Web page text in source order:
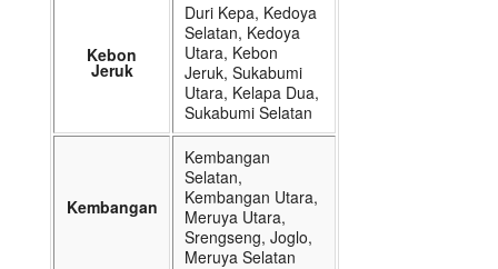
Kebon
Jeruk
Duri Kepa, Kedoya
Selatan, Kedoya
Utara, Kebon
Jeruk, Sukabumi
Utara, Kelapa Dua,
Sukabumi Selatan
Kembangan
Kembangan
Selatan,
Kembangan Utara,
Meruya Utara,
Srengseng, Joglo,
Meruya Selatan